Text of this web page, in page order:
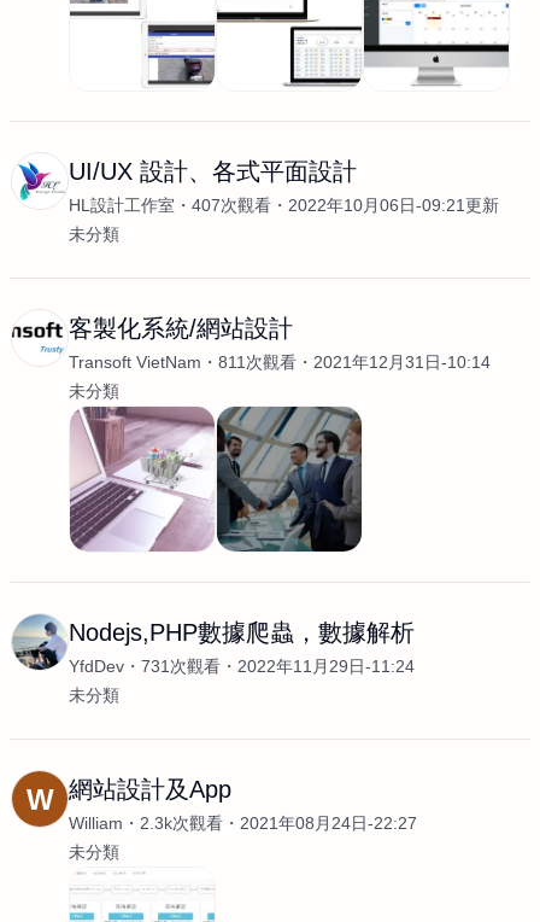
UI/UX 設計、各式平面設計
HL設計工作室 407次觀看
2022年10月06日-09:21更新
未分類
客製化系統/網站設計
Transoft VietNam 811次觀看
2021年12月31日-10:14
未分類
Nodejs,PHP數據爬蟲，數據解析
YfdDev 731次觀看
2022年11月29日-11:24
未分類
W 網站設計及App
William 2.3k次觀看
2021年08月24日-22:27
未分類